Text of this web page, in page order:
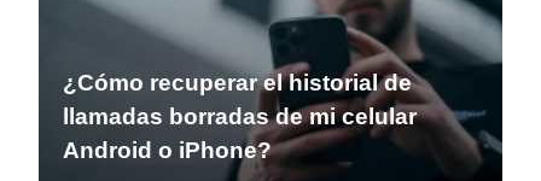
¿Cómo recuperar el historial de
llamadas borradas de mi celular
Android o iPhone?